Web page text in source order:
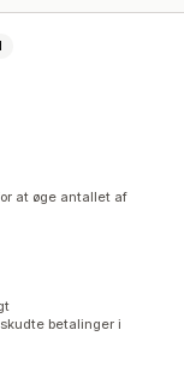
at øge antallet af
betalinger i